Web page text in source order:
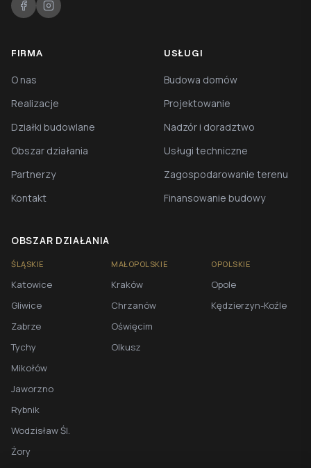
FIRMA
O nas
Realizacje
Działki budowlane
Obszar działania
Partnerzy
Kontakt
USŁUGI
Budowa domów
Projektowanie
Nadzór i doradztwo
Usługi techniczne
Zagospodarowanie terenu
Finansowanie budowy
OBSZAR DZIAŁANIA
ŚLĄSKIE
Katowice
Gliwice
Zabrze
Tychy
Mikołów
Jaworzno
Rybnik
Wodzisław Śl.
Żory
MAŁOPOLSKIE
Kraków
Chrzanów
Oświęcim
Olkusz
OPOLSKIE
Opole
Kędzierzyn-Koźle